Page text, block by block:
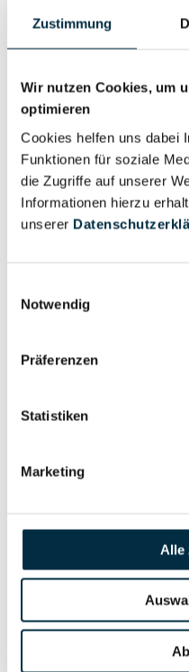
Zustimmung
Wir nutzen Cookies, um
optimieren
Cookies helfen uns dabei
Funktionen für soziale
die Zugriffe auf unserer
Informationen hierzu
unserer
Notwendig
Präferenzen
Statistiken
Marketing
Alle
Personen im
Geschäftsführer (2)
Berechtigter
Eigentums- und